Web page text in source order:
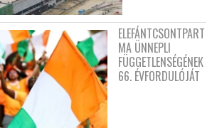
ELEFÁNTCSONTPART
MA ÜNNEPLI
FÜGGETLENSÉGÉNEK
66. ÉVFORDULÓJÁT